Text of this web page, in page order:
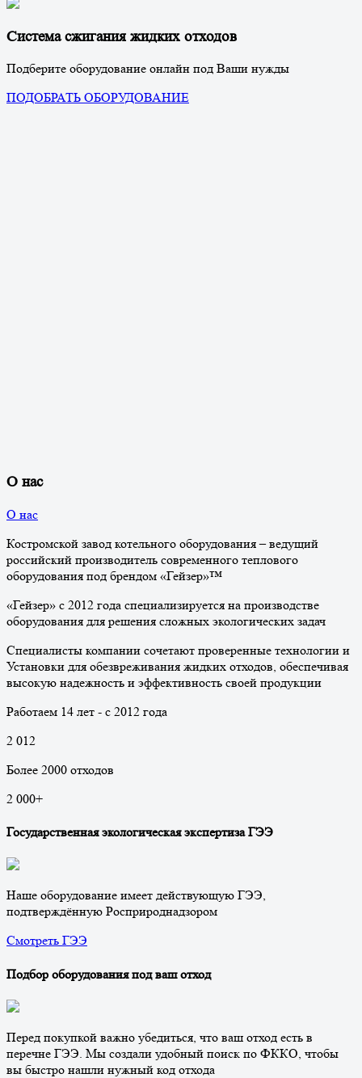
Система сжигания жидких отходов
Подберите оборудование онлайн под Ваши нужды
ПОДОБРАТЬ ОБОРУДОВАНИЕ
О нас
О нас
Костромской завод котельного оборудования – ведущий
российский производитель современного теплового
оборудования под брендом «Гейзер»™
«Гейзер» с 2012 года специализируется на производстве
оборудования для решения сложных экологических задач
Специалисты компании сочетают проверенные технологии и
Установки для обезвреживания жидких отходов, обеспечивая
высокую надежность и эффективность своей продукции
Работаем 14 лет - с 2012 года
2 012
Более 2000 отходов
2 000+
Государственная экологическая экспертиза ГЭЭ
Наше оборудование имеет действующую ГЭЭ,
подтверждённую Росприроднадзором
Смотреть ГЭЭ
Подбор оборудования под ваш отход
Перед покупкой важно убедиться, что ваш отход есть в
перечне ГЭЭ. Мы создали удобный поиск по ФККО, чтобы
вы быстро нашли нужный код отхода